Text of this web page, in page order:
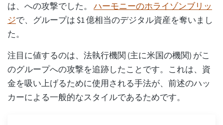
は、への攻撃でした。 ハーモニーのホライゾンブリッ
ジで、グループは $1 億相当のデジタル資産を奪いまし
た。
注目に値するのは、法執行機関 (主に米国の機関) がこ
のグループへの攻撃を追跡したことです。これは、資
金を吸い上げるために使用される手法が、前述のハッ
カーによる一般的なスタイルであるためです。